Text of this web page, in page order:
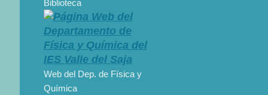
Biblioteca
Web del Dep. de Física y
Química